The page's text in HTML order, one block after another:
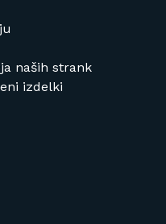
naših strank
izdelki